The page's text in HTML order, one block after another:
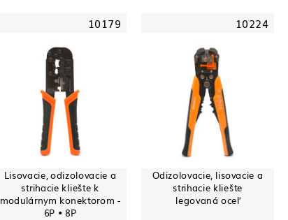
10179
Lisovacie, odizolovacie a
strihacie kliešte k
modulárnym konektorom -
6P • 8P
10224
Odizolovacie, lisovacie a
strihacie kliešte
legovaná oceľ